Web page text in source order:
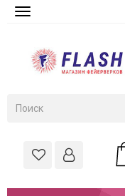
Toggle